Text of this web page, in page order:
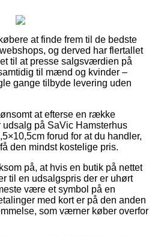
at finde frem til de bedste
og derved har flertallet
til at presse salgsværdien på
til mænd og kvinder –
gange tilbyde levering uden
at efterse en række
udsalg på SaVic Hamsterhus
forud for at du handler,
den mindst kostelige pris.
på, at hvis en butik på nettet
til en udsalgspris der er uhørt
være et symbol på en
med kort er på den anden
som værner køber overfor